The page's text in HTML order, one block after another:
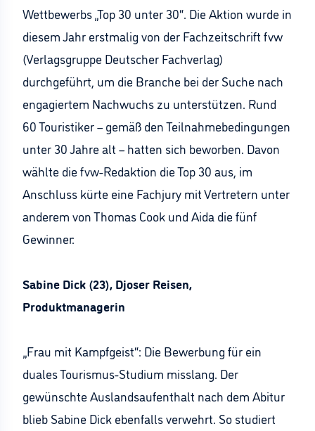
Wettbewerbs „Top 30 unter 30“. Die Aktion wurde in
diesem Jahr erstmalig von der Fachzeitschrift fvw
(Verlagsgruppe Deutscher Fachverlag)
durchgeführt, um die Branche bei der Suche nach
engagiertem Nachwuchs zu unterstützen. Rund
60 Touristiker – gemäß den Teilnahmebedingungen
unter 30 Jahre alt – hatten sich beworben. Davon
wählte die fvw-Redaktion die Top 30 aus, im
Anschluss kürte eine Fachjury mit Vertretern unter
anderem von Thomas Cook und Aida die fünf
Gewinner:
Sabine Dick (23), Djoser Reisen,
Produktmanagerin
„Frau mit Kampfgeist“: Die Bewerbung für ein
duales Tourismus-Studium misslang. Der
gewünschte Auslandsaufenthalt nach dem Abitur
blieb Sabine Dick ebenfalls verwehrt. So studiert